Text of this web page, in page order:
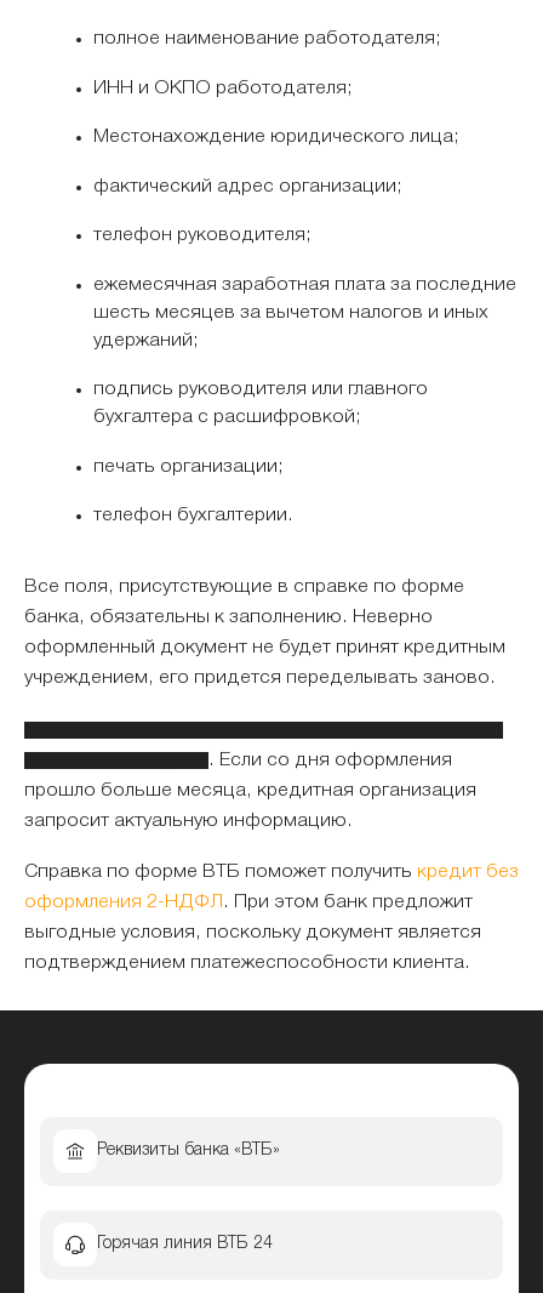
полное наименование работодателя;
ИНН и ОКПО работодателя;
Местонахождение юридического лица;
фактический адрес организации;
телефон руководителя;
ежемесячная заработная плата за последние
шесть месяцев за вычетом налогов и иных
удержаний;
подпись руководителя или главного
бухгалтера с расшифровкой;
печать организации;
телефон бухгалтерии.
Все поля, присутствующие в справке по форме
банка, обязательны к заполнению. Неверно
оформленный документ не будет принят кредитным
учреждением, его придется переделывать заново.
. Если со дня оформления
прошло больше месяца, кредитная организация
запросит актуальную информацию.
Справка по форме ВТБ поможет получить кредит без
оформления 2-НДФЛ
. При этом банк предложит
выгодные условия, поскольку документ является
подтверждением платежеспособности клиента.
Реквизиты банка «ВТБ»
Горячая линия ВТБ 24